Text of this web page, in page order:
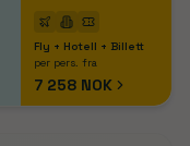
Fly + Hotell + Billett
per pers. fra
7 258 NOK